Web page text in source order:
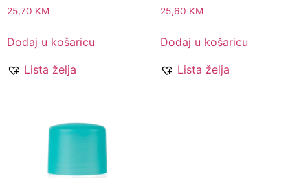
25,70 KM
Dodaj u košaricu
Lista želja
25,60 KM
Dodaj u košaricu
Lista želja